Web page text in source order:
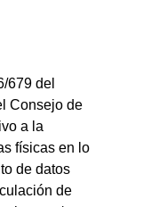
679 del
Consejo de
a la
físicas en lo
de datos
de